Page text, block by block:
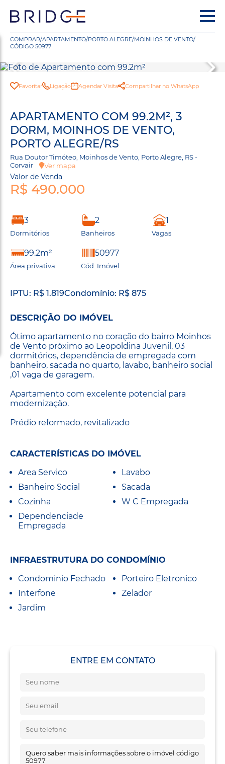
COMPRAR/APARTAMENTO/PORTO ALEGRE/MOINHOS DE VENTO/
CÓDIGO 50977
Favoritar Ligação Agendar Visita Compartilhar no WhatsApp
APARTAMENTO COM 99.2M², 3
DORM, MOINHOS DE VENTO,
PORTO ALEGRE/RS
Rua Doutor Timóteo, Moinhos de Vento, Porto Alegre, RS -
Corvair
Ver mapa
Valor de Venda
R$ 490.000
3
Dormitórios
2
Banheiros
1
Vagas
99.2m²
Área privativa
50977
Cód. Imóvel
IPTU: R$ 1.819Condomínio: R$ 875
DESCRIÇÃO DO IMÓVEL
Ótimo apartamento no coração do bairro Moinhos
de Vento próximo ao Leopoldina Juvenil, 03
dormitórios, dependência de empregada com
banheiro, sacada no quarto, lavabo, banheiro social
,01 vaga de garagem.
Apartamento com excelente potencial para
modernização.
Prédio reformado, revitalizado
CARACTERÍSTICAS DO IMÓVEL
Area Servico
Banheiro Social
Cozinha
Dependenciade
Empregada
Lavabo
Sacada
W C Empregada
INFRAESTRUTURA DO CONDOMÍNIO
Condominio Fechado
Interfone
Jardim
Porteiro Eletronico
Zelador
ENTRE EM CONTATO